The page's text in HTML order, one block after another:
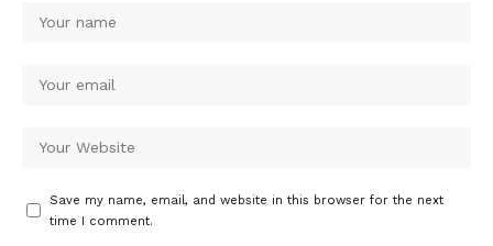
Save my name, email, and website in this browser for the next
time I comment.